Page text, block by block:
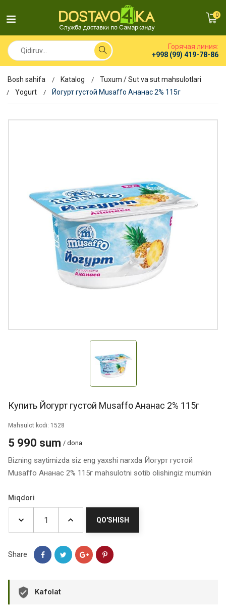
0
Горячая линия:
+998 (99) 419-78-86
Bosh sahifa Katalog
Tuxum / Sut va sut mahsulotlari
Yogurt
Йогурт густой Musaffo Ананас 2% 115г
Купить Йогурт густой Musaffo Ананас 2% 115г
Mahsulot kodi: 1528
5 990 sum / dona
Bizning saytimizda siz eng yaxshi narxda Йогурт густой
Musaffo Ананас 2% 115г mahsulotni sotib olishingiz mumkin
Miqdori
QO'SHISH
Share
Kafolat